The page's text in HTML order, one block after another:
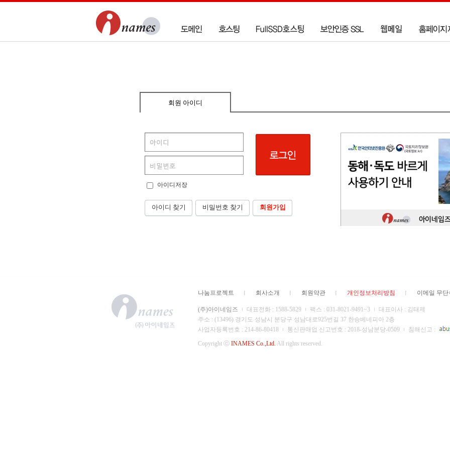
회원 아이디
아이디저장
아이디 찾기 비밀번호 찾기 회원가입
나눔프로젝트 회사소개 회원약관 개인정보처리방침 이메일 무단
(주)아이네임즈 대표전화 : 1588-5829 팩스 : 031-8021-9491~3
대표이사 : 김태제
주소 : (13496) 경기도 성남시 분당구 성남대로925번길 37 한승베네피아 2층
사업자등록번호 : 214-86-80418
통신판매업 신고번호 : 2018-성남분당-0509 침해신고 :
Copyright ⓒ INAMES Co.,Ltd. All rights reserved.